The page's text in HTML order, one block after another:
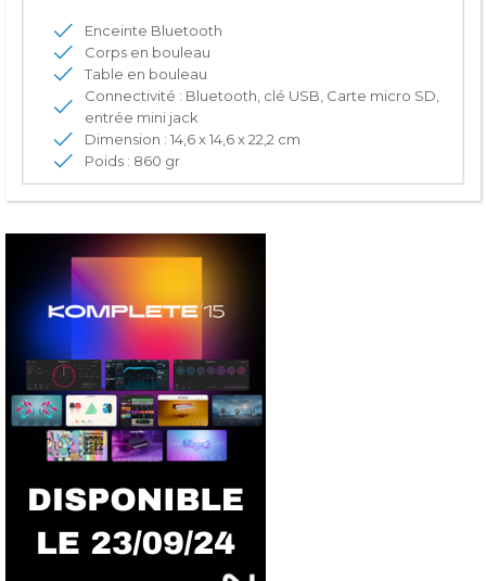
Enceinte Bluetooth
Corps en bouleau
Table en bouleau
Connectivité : Bluetooth, clé USB, Carte micro SD,
entrée mini jack
Dimension : 14,6 x 14,6 x 22,2 cm
Poids : 860 gr